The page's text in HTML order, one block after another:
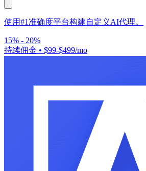
使用#1准确度平台构建自定义AI代理。
15% - 20%
持续佣金 • $99-$499/mo